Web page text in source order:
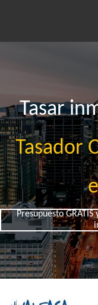
contenido
Tasar
Tasador
Presupuesto